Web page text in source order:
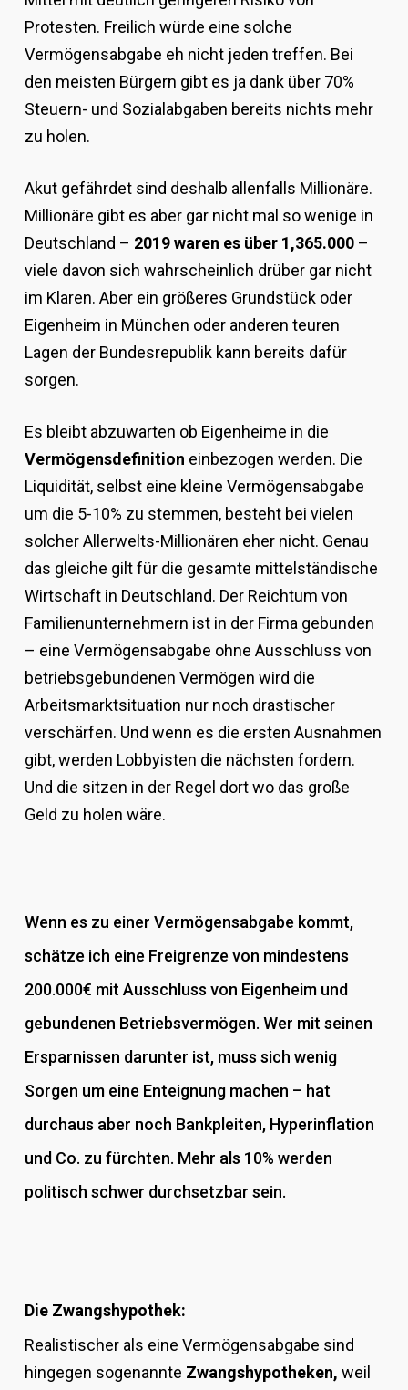
Protesten. Freilich würde eine solche
Vermögensabgabe eh nicht jeden treffen. Bei
den meisten Bürgern gibt es ja dank über 70%
Steuern- und Sozialabgaben bereits nichts mehr
zu holen.
Akut gefährdet sind deshalb allenfalls Millionäre.
Millionäre gibt es aber gar nicht mal so wenige in
Deutschland – 2019 waren es über 1,365.000–
viele davon sich wahrscheinlich drüber gar nicht
im Klaren. Aber ein größeres Grundstück oder
Eigenheim in München oder anderen teuren
Lagen der Bundesrepublik kann bereits dafür
sorgen.
Es bleibt abzuwarten ob Eigenheime in die
Vermögensdefinition einbezogen werden. Die
Liquidität, selbst eine kleine Vermögensabgabe
um die 5-10% zu stemmen, besteht bei vielen
solcher Allerwelts-Millionären eher nicht. Genau
das gleiche gilt für die gesamte mittelständische
Wirtschaft in Deutschland. Der Reichtum von
Familienunternehmern ist in der Firma gebunden
– eine Vermögensabgabe ohne Ausschluss von
betriebsgebundenen Vermögen wird die
Arbeitsmarktsituation nur noch drastischer
verschärfen. Und wenn es die ersten Ausnahmen
gibt, werden Lobbyisten die nächsten fordern.
Und die sitzen in der Regel dort wo das große
Geld zu holen wäre.
Wenn es zu einer Vermögensabgabe kommt,
schätze ich eine Freigrenze von mindestens
200.000€ mit Ausschluss von Eigenheim und
gebundenen Betriebsvermögen. Wer mit seinen
Ersparnissen darunter ist, muss sich wenig
Sorgen um eine Enteignung machen – hat
durchaus aber noch Bankpleiten, Hyperinflation
und Co. zu fürchten. Mehr als 10% werden
politisch schwer durchsetzbar sein.
Die Zwangshypothek:
Realistischer als eine Vermögensabgabe sind
hingegen sogenannte Zwangshypotheken, weil